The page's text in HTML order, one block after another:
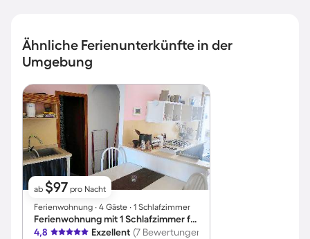
Ähnliche Ferienunterkünfte in der
Umgebung
ab $97 pro Nacht
Ferienwohnung ∙ 4 Gäste ∙ 1 Schlafzimmer
Ferienwohnung mit 1 Schlafzimmer für 4 Personen
4,8
Exzellent (7 Bewertungen)